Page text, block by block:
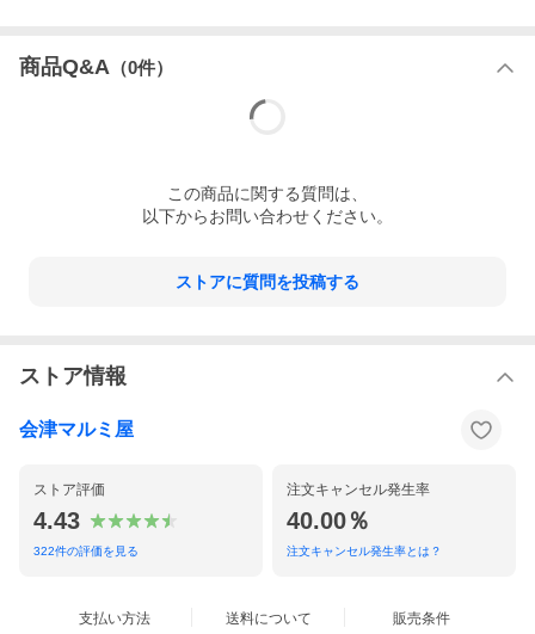
商品Q&A （0件）
この商品に関する質問は、
以下からお問い合わせください。
ストアに質問を投稿する
ストア情報
会津マルミ屋
ストア評価
4.43
322件の評価を見る
注文キャンセル発生率
40.00％
注文キャンセル発生率とは？
支払い方法 送料について 販売条件